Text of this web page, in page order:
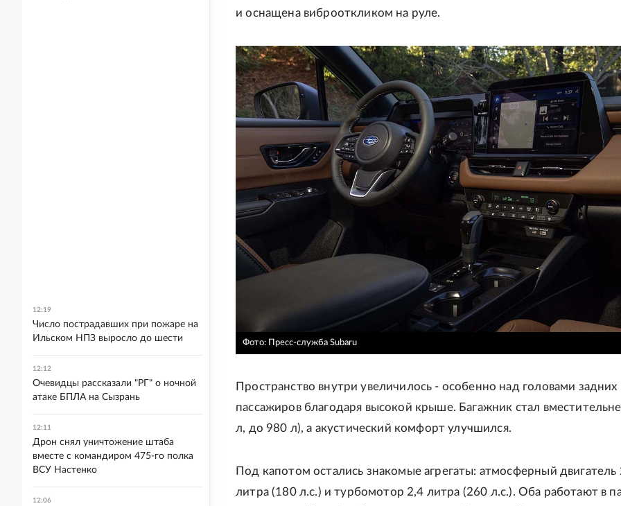
и оснащена виброоткликом на руле.
Фото: Пресс-служба Subaru
Пространство внутри увеличилось - особенно над головами задних
пассажиров благодаря высокой крыше. Багажник стал
л, до 980 л), а акустический комфорт улучшился.
Под капотом остались знакомые агрегаты: атмосферный двигатель
литра (180 л.с.) и турбомотор 2,4 литра (260 л.с.). Оба работают в
12:19
Число пострадавших при пожаре на
Ильском НПЗ выросло до шести
12:12
Очевидцы рассказали "РГ" о ночной
атаке БПЛА на Сызрань
12:11
Дрон снял уничтожение штаба
вместе с командиром 475-го полка
ВСУ Настенко
12:06